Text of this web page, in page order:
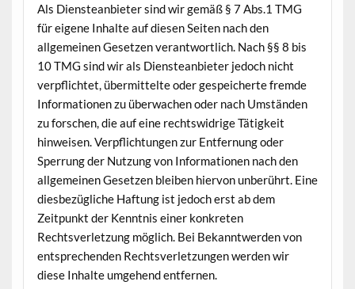
Als Diensteanbieter sind wir gemäß § 7 Abs.1 TMG
für eigene Inhalte auf diesen Seiten nach den
allgemeinen Gesetzen verantwortlich. Nach §§ 8 bis
10 TMG sind wir als Diensteanbieter jedoch nicht
verpflichtet, übermittelte oder gespeicherte fremde
Informationen zu überwachen oder nach Umständen
zu forschen, die auf eine rechtswidrige Tätigkeit
hinweisen. Verpflichtungen zur Entfernung oder
Sperrung der Nutzung von Informationen nach den
allgemeinen Gesetzen bleiben hiervon unberührt. Eine
diesbezügliche Haftung ist jedoch erst ab dem
Zeitpunkt der Kenntnis einer konkreten
Rechtsverletzung möglich. Bei Bekanntwerden von
entsprechenden Rechtsverletzungen werden wir
diese Inhalte umgehend entfernen.